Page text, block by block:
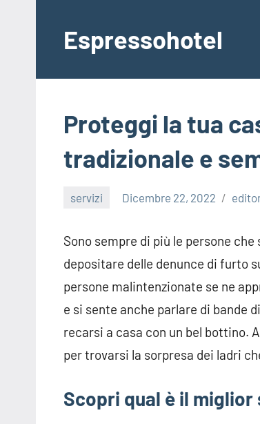
contenutoEspressohotel
Dove
Casa
Proteggi la tua
tradizionale e
servizi Dicembre 22, 2022
Sono sempre di più le persone
depositare delle denunce di furto
persone malintenzionate se ne
e si sente anche parlare di bande
recarsi a casa con un bel bottino.
per trovarsi la sorpresa dei ladri
Scopri qual è il